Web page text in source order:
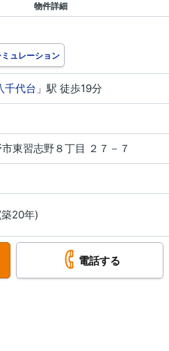
物件詳細
ュレーション
千代台 」駅 徒歩19分
東習志野８丁目 ２７－７
20年)
電話する